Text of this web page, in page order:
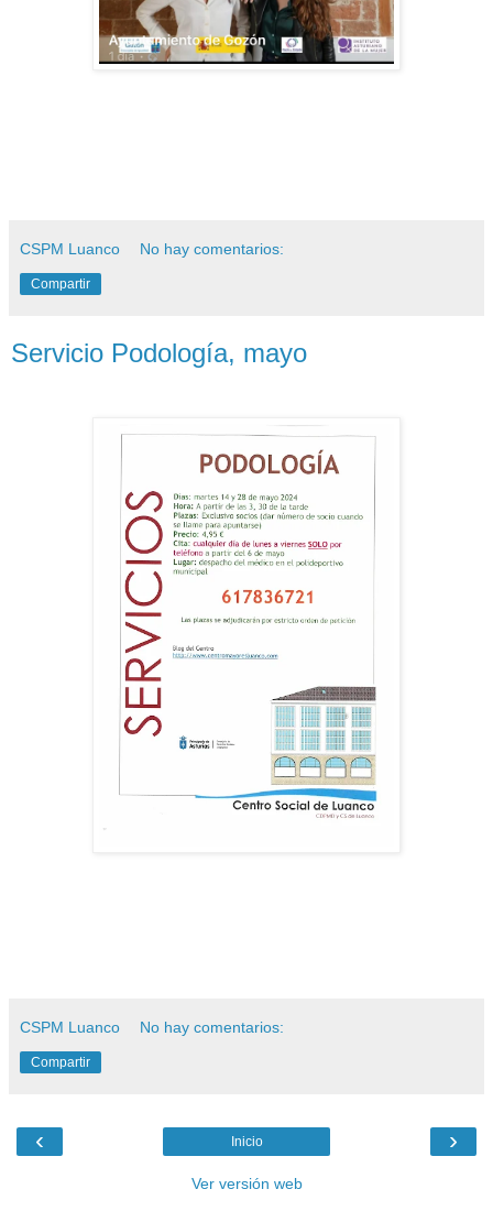
CSPM Luanco No hay comentarios:
Compartir
Servicio Podología, mayo
CSPM Luanco No hay comentarios:
Compartir
‹ ›
Inicio
Ver versión web